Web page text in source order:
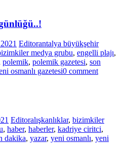
Editorantalya büyükşehir
medya grubu, engelli plajı,
polemik, polemik gazetesi, son
osmanlı gazetesi0 comment
Editoralışkanlıklar, bizimkiler
, haber, haberler, kadriye ciritci,
dakika, yazar, yeni osmanlı, yeni